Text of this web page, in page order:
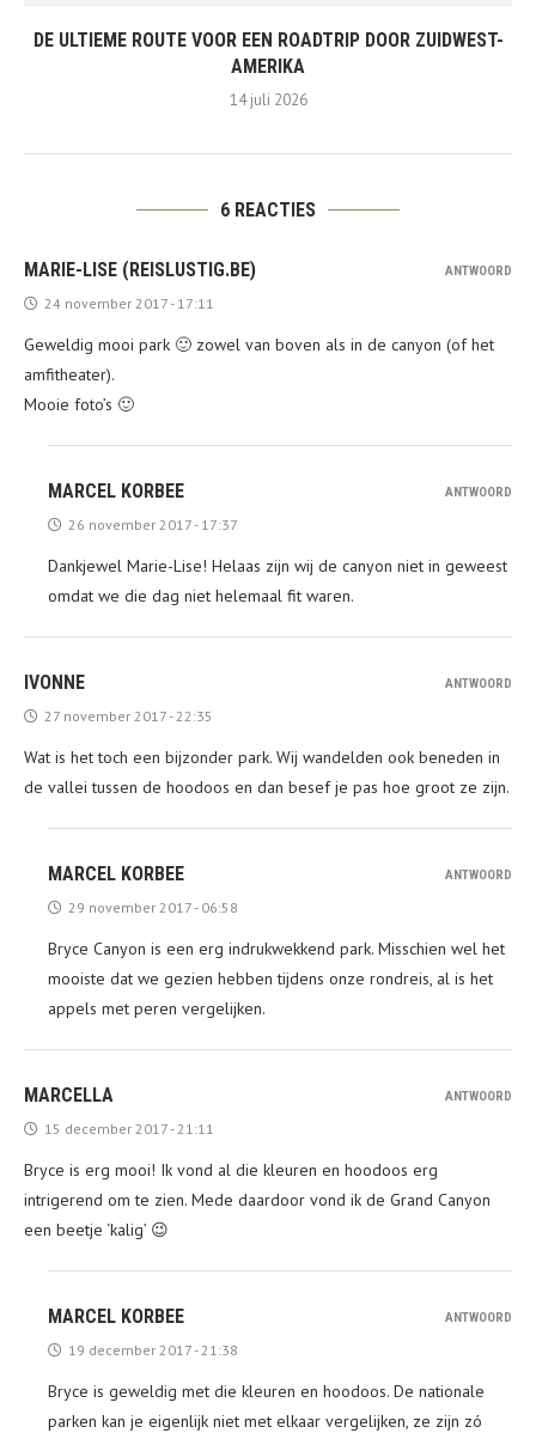
DE ULTIEME ROUTE VOOR EEN ROADTRIP DOOR ZUIDWEST-
AMERIKA
14 juli 2026
6 REACTIES
MARIE-LISE (REISLUSTIG.BE)
24 november 2017 - 17:11
Geweldig mooi park 🙂 zowel van boven als in de canyon (of het
amfitheater).
Mooie foto’s 🙂
ANTWOORD
MARCEL KORBEE
26 november 2017 - 17:37
Dankjewel Marie-Lise! Helaas zijn wij de canyon niet in geweest
omdat we die dag niet helemaal fit waren.
ANTWOORD
IVONNE
27 november 2017 - 22:35
Wat is het toch een bijzonder park. Wij wandelden ook beneden in
de vallei tussen de hoodoos en dan besef je pas hoe groot ze zijn.
ANTWOORD
MARCEL KORBEE
29 november 2017 - 06:58
Bryce Canyon is een erg indrukwekkend park. Misschien wel het
mooiste dat we gezien hebben tijdens onze rondreis, al is het
appels met peren vergelijken.
ANTWOORD
MARCELLA
15 december 2017 - 21:11
Bryce is erg mooi! Ik vond al die kleuren en hoodoos erg
intrigerend om te zien. Mede daardoor vond ik de Grand Canyon
een beetje ‘kalig’ 😉
ANTWOORD
MARCEL KORBEE
19 december 2017 - 21:38
Bryce is geweldig met die kleuren en hoodoos. De nationale
parken kan je eigenlijk niet met elkaar vergelijken, ze zijn zó
ANTWOORD